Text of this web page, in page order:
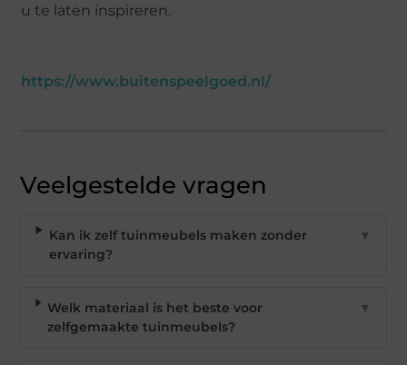
u te laten inspireren.
https://www.buitenspeelgoed.nl/
Veelgestelde vragen
Kan ik zelf tuinmeubels maken zonder
ervaring?
▼
Welk materiaal is het beste voor
zelfgemaakte tuinmeubels?
▼